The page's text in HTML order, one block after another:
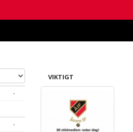
-
-
VIKTIGT